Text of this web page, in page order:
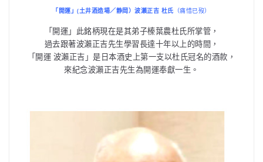
「開運」(土井酒造場／静岡）波瀨正吉 杜氏 （痛惜已歿）
「開運」此銘柄現在是其弟子榛葉農杜氏所掌管，
過去跟著波瀨正吉先生學習長達十年以上的時間，
「開運 波瀨正吉」是日本酒史上第一支以杜氏冠名的酒款，
來紀念波瀨正吉先生為開運奉獻一生。